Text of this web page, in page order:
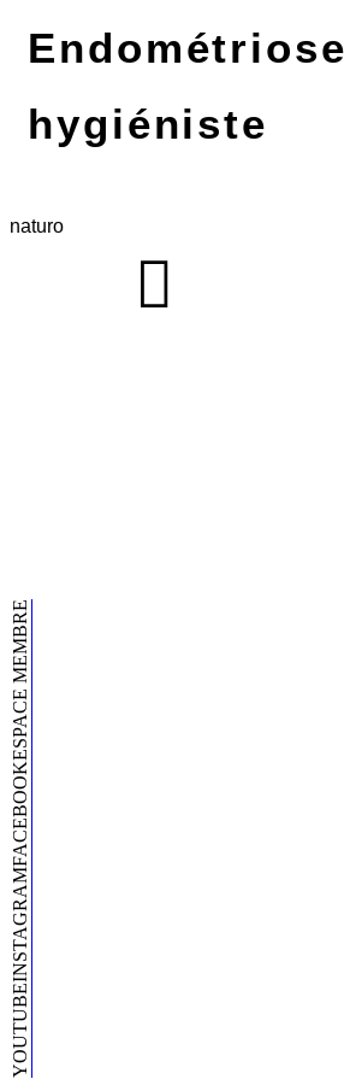
hygiéniste
naturo
ESPACE MEMBRE
FACEBOOK
INSTAGRAM
YOUTUBE